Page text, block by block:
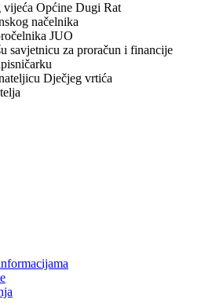
Općine Dugi Rat
načelnika
JUO
savjetnicu za proračun i financije
Dječjeg vrtića